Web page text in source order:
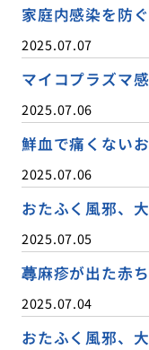
家庭内感染を防
2025.07.07
マイコプラズマ
2025.07.06
鮮血で痛くない
2025.07.06
おたふく風邪、
2025.07.05
蕁麻疹が出た赤
2025.07.04
おたふく風邪、